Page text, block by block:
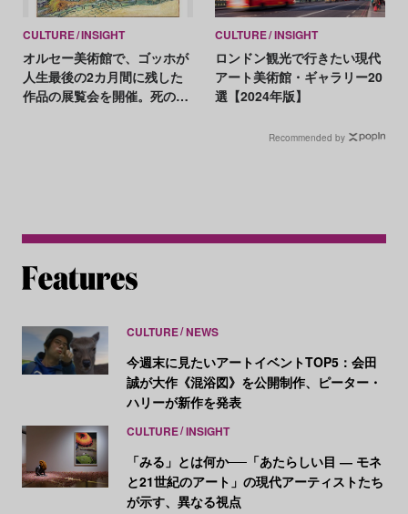
CULTURE INSIGHT
オルセー美術館で、ゴッホが
人生最後の2カ月間に残した
作品の展覧会を開催。死の直
CULTURE INSIGHT
ロンドン観光で行きたい現代
アート美術館・ギャラリー20
選【2024年版】
Recommended by
CULTURE NEWS
今週末に見たいアートイベントTOP5：会田
誠が大作《混浴図》を公開制作、ピーター・
ハリーが新作を発表
CULTURE INSIGHT
「みる」とは何か──「あたらしい目 ― モネ
と21世紀のアート」の現代アーティストたち
が示す、異なる視点